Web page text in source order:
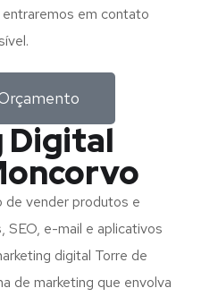
em contato
Digital
de vender produtos e
SEO, e-mail e aplicativos
digital Torre de
de marketing que envolva